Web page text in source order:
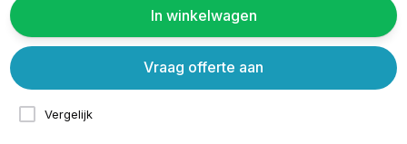
In winkelwagen
Vergelijk
Vraag offerte aan